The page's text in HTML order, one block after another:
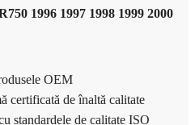
1996 1997 1998 1999 2000
OEM
certificată de înaltă calitate
standardele de calitate ISO